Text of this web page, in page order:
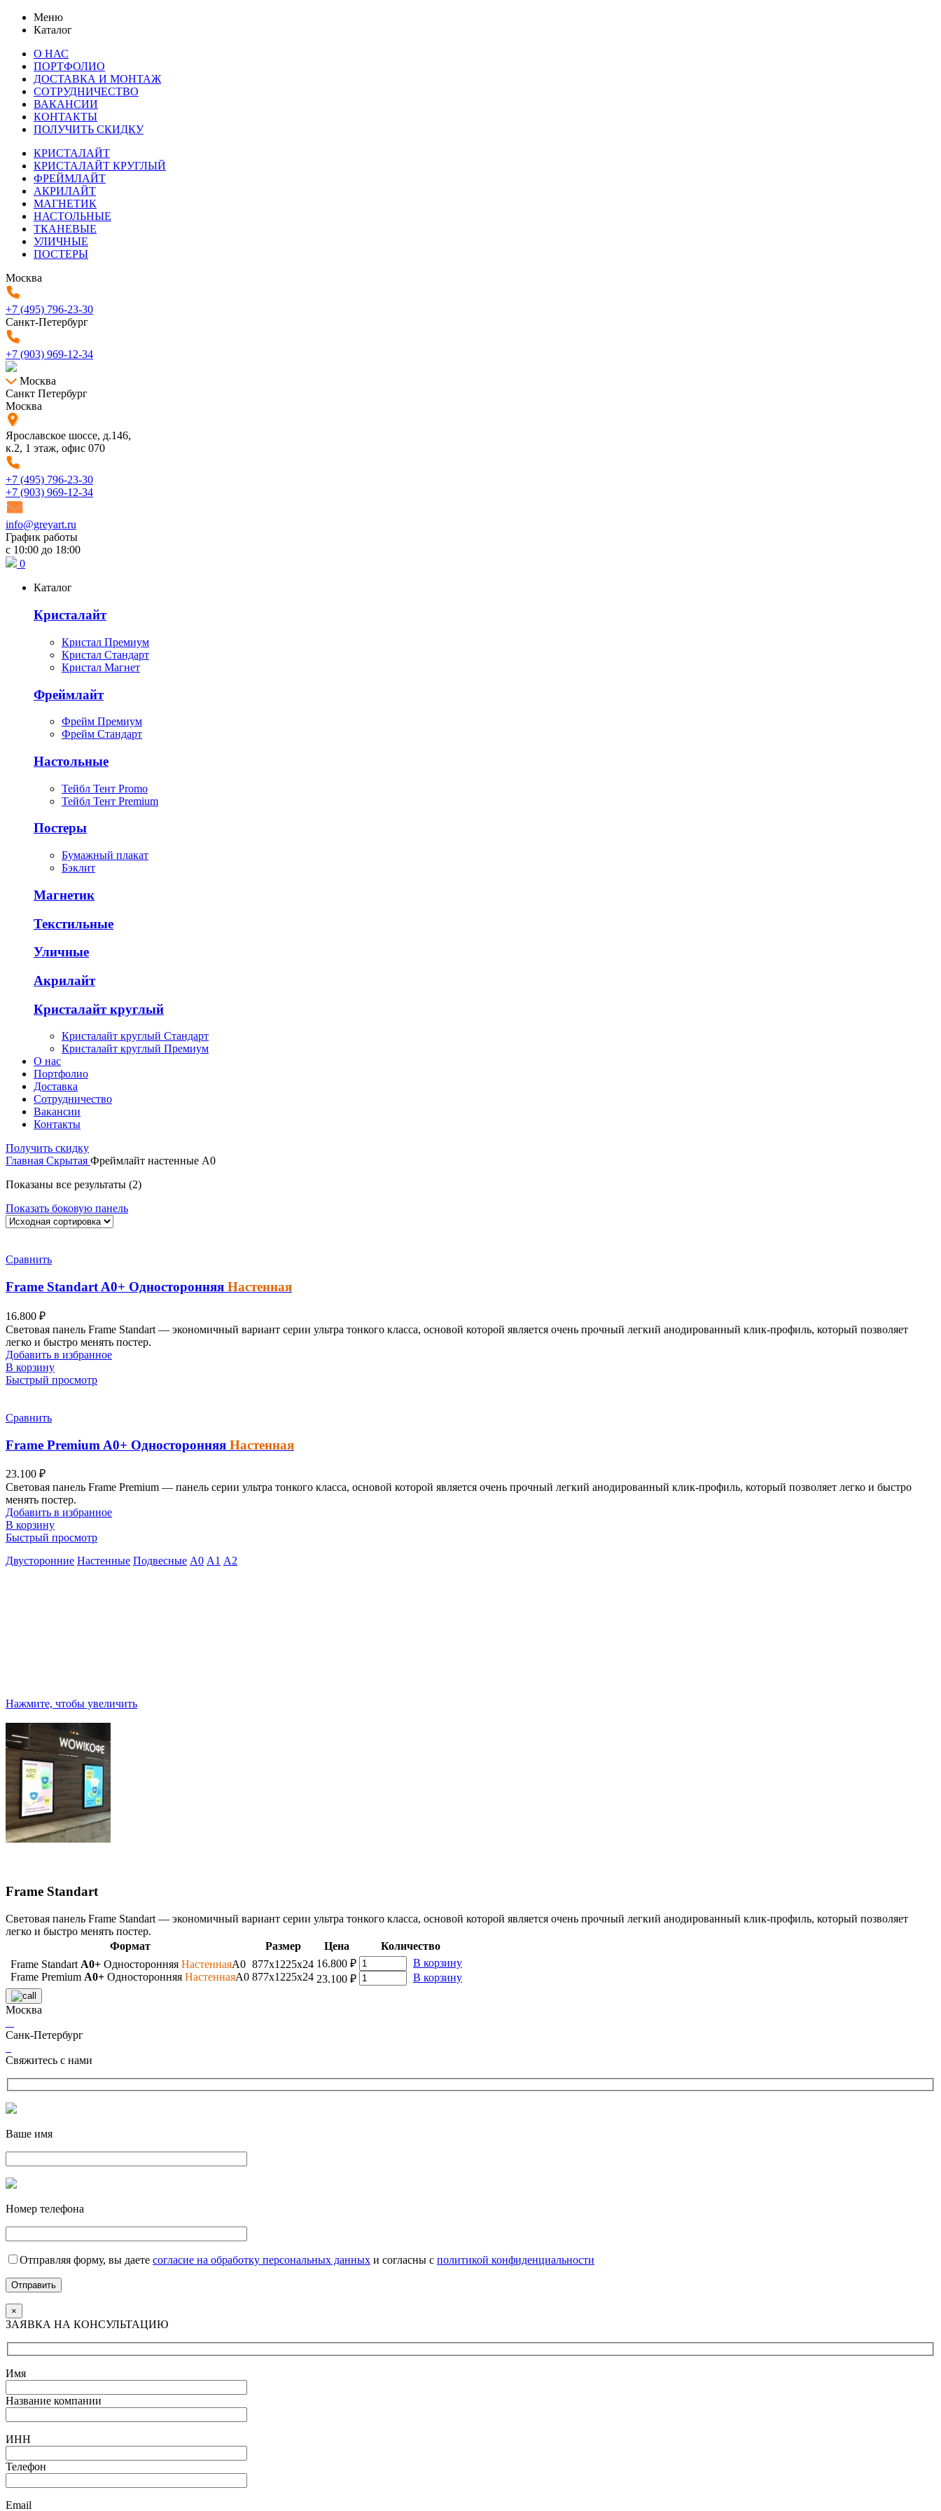
Меню
Каталог
О НАС
ПОРТФОЛИО
ДОСТАВКА И МОНТАЖ
СОТРУДНИЧЕСТВО
ВАКАНСИИ
КОНТАКТЫ
ПОЛУЧИТЬ СКИДКУ
КРИСТАЛАЙТ
КРИСТАЛАЙТ КРУГЛЫЙ
ФРЕЙМЛАЙТ
АКРИЛАЙТ
МАГНЕТИК
НАСТОЛЬНЫЕ
ТКАНЕВЫЕ
УЛИЧНЫЕ
ПОСТЕРЫ
Москва
+7 (495) 796-23-30
Санкт-Петербург
+7 (903) 969-12-34
Москва
Санкт Петербург
Москва
Ярославское шоссе, д.146,
к.2, 1 этаж, офис 070
+7 (495) 796-23-30
+7 (903) 969-12-34
info@greyart.ru
График работы
с 10:00 до 18:00
0
Каталог
Кристалайт
Кристал Премиум
Кристал Стандарт
Кристал Магнет
Фреймлайт
Фрейм Премиум
Фрейм Стандарт
Настольные
Тейбл Тент Promo
Тейбл Тент Premium
Постеры
Бумажный плакат
Бэклит
Магнетик
Текстильные
Уличные
Акрилайт
Кристалайт круглый
Кристалайт круглый Стандарт
Кристалайт круглый Премиум
О нас
Портфолио
Доставка
Сотрудничество
Вакансии
Контакты
Получить скидку
Главная Скрытая Фреймлайт настенные А0
Показаны все результаты (2)
Показать боковую панель
Сравнить
Frame StandartA0+ Односторонняя Настенная
16.800 ₽
Световая панель Frame Standart — экономичный вариант серии ультра тонкого класса, основой которой является очень прочный легкий анодированный клик-профиль, который позволяет
легко и быстро менять постер.
Добавить в избранное
В корзину
Быстрый просмотр
Сравнить
Frame Premium A0+ Односторонняя Настенная
23.100 ₽
Световая панель Frame Premium — панель серии ультра тонкого класса, основой которой является очень прочный легкий анодированный клик-профиль, который позволяет легко и быстро
менять постер.
Добавить в избранное
В корзину
Быстрый просмотр
Двусторонние Настенные Подвесные А0 А1 А2
Нажмите, чтобы увеличить
Frame Standart
Световая панель Frame Standart — экономичный вариант серии ультра тонкого класса, основой которой является очень прочный легкий анодированный клик-профиль, который позволяет
легко и быстро менять постер.
Формат
Размер Цена
Количество
Frame Standart A0+ Односторонняя НастеннаяA0
Frame Premium A0+ Односторонняя НастеннаяA0
877х1225х24
877х1225х24
16.800 ₽
23.100 ₽
В корзину
В корзину
Москва
Санк-Петербург
Свяжитесь с нами
Ваше имя
Номер телефона
Отправляя форму, вы даете согласие на обработку персональных данных и согласны с политикой конфиденциальности
Отправить
×
ЗАЯВКА НА КОНСУЛЬТАЦИЮ
Имя
Название компании
ИНН
Телефон
Email